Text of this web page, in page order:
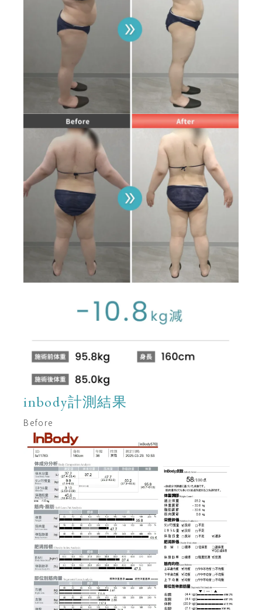
inbody計測結果
Before